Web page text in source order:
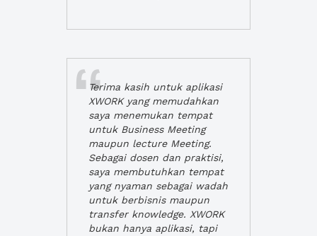
Terima kasih untuk aplikasi
XWORK yang memudahkan
saya menemukan tempat
untuk Business Meeting
maupun lecture Meeting.
Sebagai dosen dan praktisi,
saya membutuhkan tempat
yang nyaman sebagai wadah
untuk berbisnis maupun
transfer knowledge. XWORK
bukan hanya aplikasi, tapi